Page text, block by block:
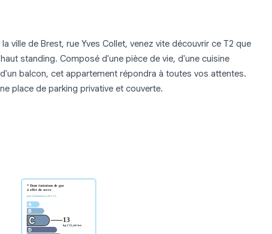
la ville de Brest, rue Yves Collet, venez vite découvrir ce T2 que
standing. Composé d'une pièce de vie, d'une cuisine
balcon, cet appartement répondra à toutes vos attentes.
place de parking privative et couverte.